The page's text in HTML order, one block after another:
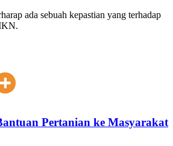
ada sebuah kepastian yang terhadap
Pertanian ke Masyarakat